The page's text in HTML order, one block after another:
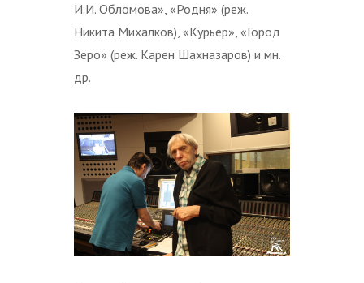
И.И. Обломова», «Родня» (реж.
Никита Михалков), «Курьер», «Город
Зеро» (реж. Карен Шахназаров) и мн.
др.